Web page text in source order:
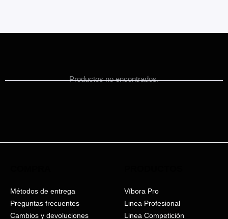
Productos no encontrados.
Métodos de entrega
Preguntas frecuentes
Cambios y devoluciones
Víbora Pro
Linea Profesional
Linea Competición